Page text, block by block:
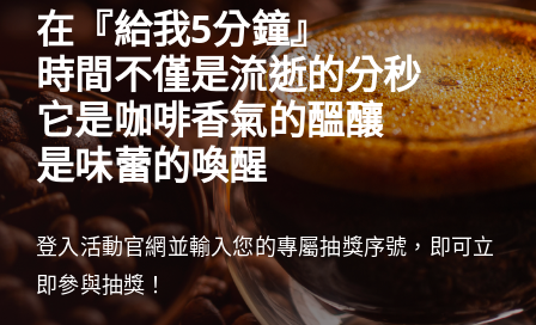
在『給我5分鐘』
時間不僅是流逝的分秒
它是咖啡香氣的醞釀
是味蕾的喚醒
登入活動官網並輸入您的專屬抽獎序號，即可立
即參與抽獎！